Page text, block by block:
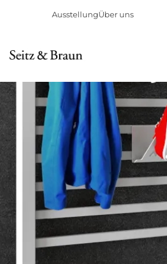
Direkt
zum
Inhalt
AusstellungÜber uns